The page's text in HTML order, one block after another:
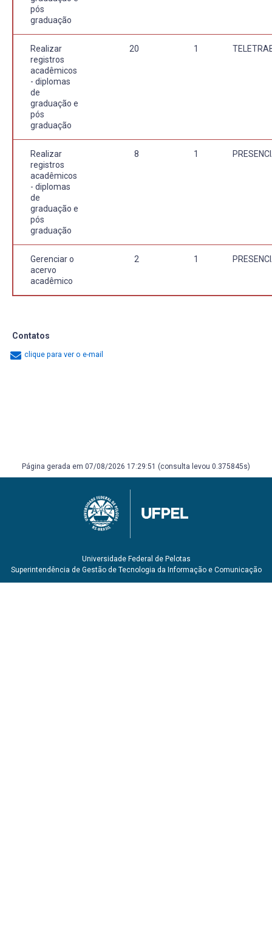
pós
graduação
Realizar
registros
acadêmicos
- diplomas
de
graduação e
pós
graduação
20 1
Realizar
registros
acadêmicos
- diplomas
de
graduação e
pós
graduação
8 1
Gerenciar o
acervo
acadêmico
2 1
Contatos
clique para ver o e-mail
Página gerada em 07/08/2026 17:29:51 (consulta levou 0.375845s)
Universidade Federal de Pelotas
Superintendência de Gestão de Tecnologia da Informação e Comunicação